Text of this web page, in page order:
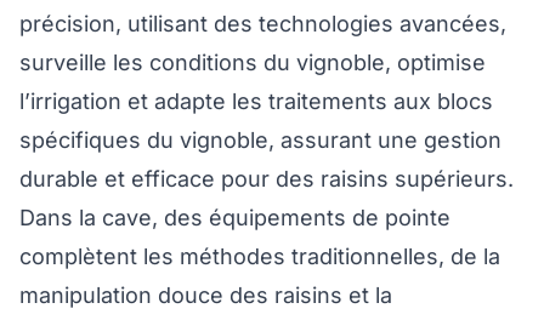
précision, utilisant des technologies avancées,
surveille les conditions du vignoble, optimise
l’irrigation et adapte les traitements aux blocs
spécifiques du vignoble, assurant une gestion
durable et efficace pour des raisins supérieurs.
Dans la cave, des équipements de pointe
complètent les méthodes traditionnelles, de la
manipulation douce des raisins et la